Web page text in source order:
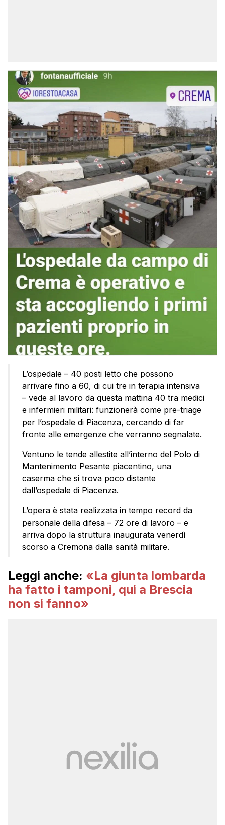
L’ospedale – 40 posti letto che possono
arrivare fino a 60, di cui tre in terapia intensiva
– vede al lavoro da questa mattina 40 tra medici
e infermieri militari: funzionerà come pre-triage
per l’ospedale di Piacenza, cercando di far
fronte alle emergenze che verranno segnalate.
Ventuno le tende allestite all’interno del Polo di
Mantenimento Pesante piacentino, una
caserma che si trova poco distante
dall’ospedale di Piacenza.
L’opera è stata realizzata in tempo record da
personale della difesa – 72 ore di lavoro – e
arriva dopo la struttura inaugurata venerdì
scorso a Cremona dalla sanità militare.
Leggi anche: «La giunta lombarda
ha fatto i tamponi, qui a Brescia
non si fanno»